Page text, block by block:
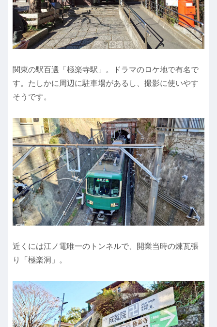
関東の駅百選「極楽寺駅」。ドラマのロケ地で有名で
す。たしかに周辺に駐車場があるし、撮影に使いやす
そうです。
近くには江ノ電唯一のトンネルで、開業当時の煉瓦張
り「極楽洞」。